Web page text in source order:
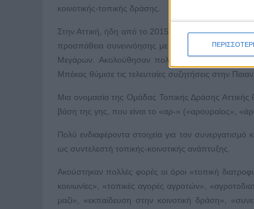
κοινοτικής-τοπικής δράσης.
Στην Αττική, ήδη από το 2015, θύμισε η κα Μάγδα
προσπάθεια συνεννόησης με πρωτοβουλία του
Μεγάρων. Ακολούθησαν πολλές συναντήσεις-
Μπέκας θύμισε τις τελευταίες συζητήσεις στην
Μια ονομασία της Ομάδας Τοπικής Δράσης
βάση της γης, που είναι το «αρ-» («αρουραίος»,
Πολύ ενδιαφέροντα στοιχεία για τον
ως συντελεστή τοπικής-κοινοτικής ανάπτυξης.
Ακούστηκαν πολλές φορές οι όροι «τοπική
κοινωνίες», «τοπικές αγορές αγροτών»,
μαζί», «εκπαίδευση στην κοινοτική δράση»,